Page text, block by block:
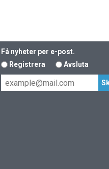
Få nyheter per e-post.
Registrera
Avsluta